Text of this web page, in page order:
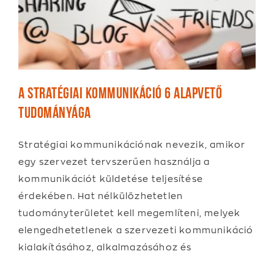
A stratégiai kommunikáció 6 alapvető
tudományága
Stratégiai kommunikációnak nevezik, amikor
egy szervezet tervszerűen használja a
kommunikációt küldetése teljesítése
érdekében. Hat nélkülözhetetlen
tudományterületet kell megemlíteni, melyek
elengedhetetlenek a szervezeti kommunikáció
kialakításához, alkalmazásához és